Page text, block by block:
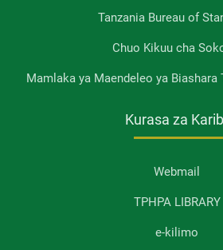
Tanzania Bureau of
Chuo Kikuu cha
Mamlaka ya Maendeleo ya Biashara
Kurasa za
Webmail
TPHPA LIBRARY
e-kilimo